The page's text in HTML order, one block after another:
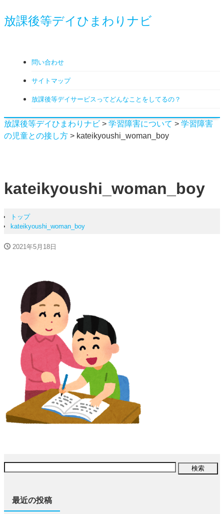
放課後等デイひまわりナビ
問い合わせ
サイトマップ
放課後等デイサービスってどんなことをしてるの？
放課後等デイひまわりナビ > 学習障害について > 学習障害
の児童との接し方 > kateikyoushi_woman_boy
kateikyoushi_woman_boy
トップ
kateikyoushi_woman_boy
2021年5月18日
最近の投稿